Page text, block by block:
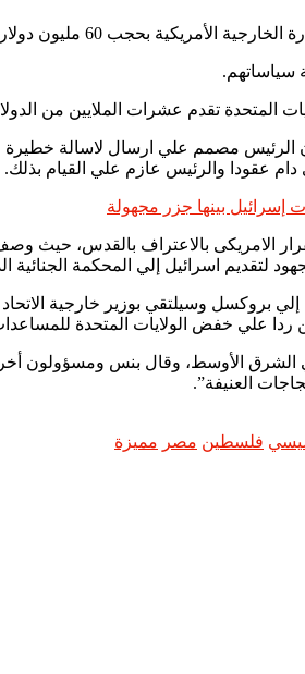
125 مليون دولار تقدمهم كمساعدات للفلسطينيين.
سياساتهم.
تقدم عشرات الملايين من
مصمم علي ارسال لاسالة خطيرة
دام عقودا والرئيس عازم علي القيام بذلك.
الامريكى بالاعتراف بالقدس،
لتقديم اسرائيل إلي المحكمة الجنائية
وسيلتقي بوزير خارجية الاتحاد
الشرق الأوسط، وقال بنس ومسؤولون
العنيفة”.
فلسطين مصر مميزة